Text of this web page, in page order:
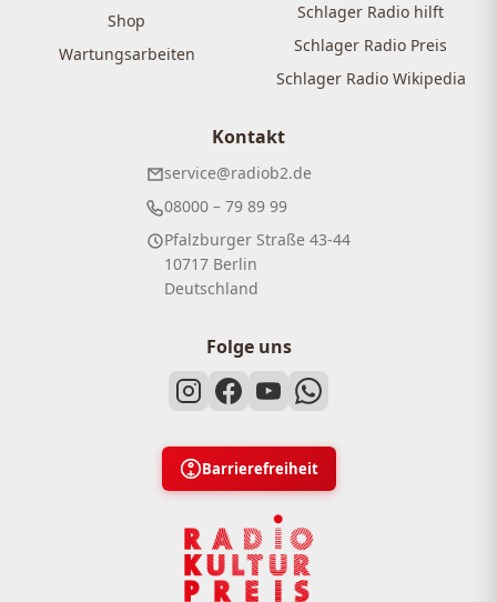
Shop
Wartungsarbeiten
Schlager Radio hilft
Schlager Radio Preis
Schlager Radio Wikipedia
Kontakt
service@radiob2.de
08000 – 79 89 99
Pfalzburger Straße 43-44
10717 Berlin
Deutschland
Folge uns
Barrierefreiheit